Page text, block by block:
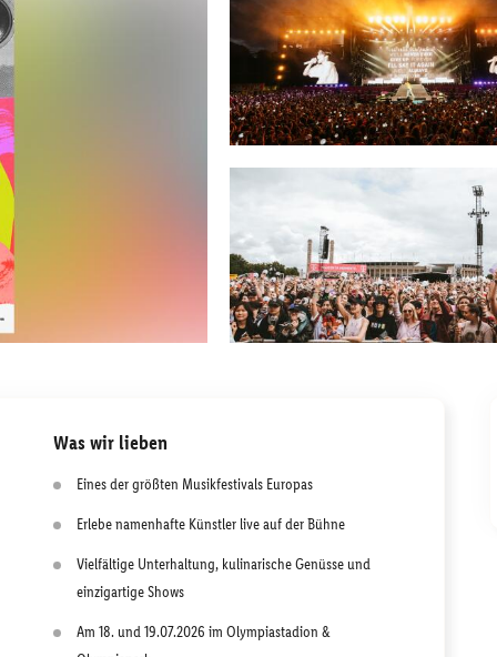
Was wir lieben
Eines der größten Musikfestivals Europas
Erlebe namenhafte Künstler live auf der Bühne
Vielfältige Unterhaltung, kulinarische Genüsse und
einzigartige Shows
Am 18. und 19.07.2026 im Olympiastadion &